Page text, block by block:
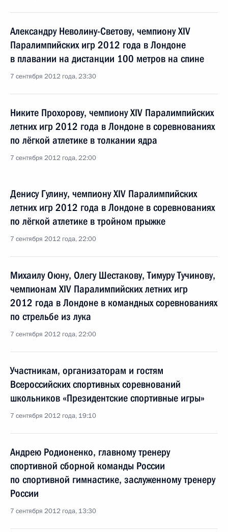
Александру Неволину-Светову, чемпиону XIV
Паралимпийских игр 2012 года в Лондоне
в плавании на дистанции 100 метров на спине
7 сентября 2012 года, 23:30
Никите Прохорову, чемпиону XIV Паралимпийских
летних игр 2012 года в Лондоне в соревнованиях
по лёгкой атлетике в толкании ядра
7 сентября 2012 года, 22:00
Денису Гулину, чемпиону XIV Паралимпийских
летних игр 2012 года в Лондоне в соревнованиях
по лёгкой атлетике в тройном прыжке
7 сентября 2012 года, 22:00
Михаилу Оюну, Олегу Шестакову, Тимуру Тучинову,
чемпионам XIV Паралимпийских летних игр
2012 года в Лондоне в командных соревнованиях
по стрельбе из лука
7 сентября 2012 года, 22:00
Участникам, организаторам и гостям
Всероссийских спортивных соревнований
школьников «Президентские спортивные игры»
7 сентября 2012 года, 19:10
Андрею Родионенко, главному тренеру
спортивной сборной команды России
по спортивной гимнастике, заслуженному тренеру
России
7 сентября 2012 года, 13:30